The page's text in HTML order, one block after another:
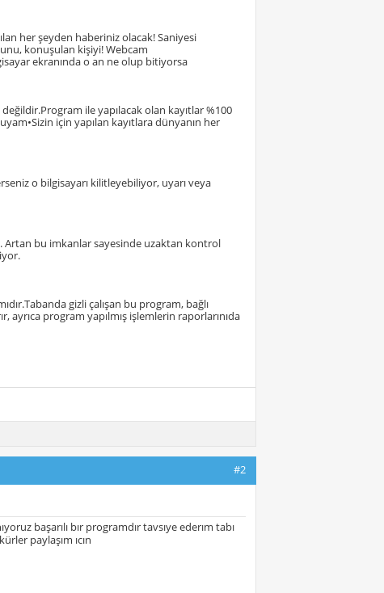
her şeyden haberiniz olacak! Saniyesi
konuşulan kişiyi! Webcam
ekranında o an ne olup bitiyorsa
ile yapılacak olan kayıtlar %100
için yapılan kayıtlara dünyanın her
o bilgisayarı kilitleyebiliyor, uyarı veya
Artan bu imkanlar sayesinde uzaktan kontrol
gizli çalışan bu program, bağlı
program yapılmış işlemlerin raporlarınıda
#2
başarılı bır programdır tavsıye ederım tabı
paylaşım ıcın